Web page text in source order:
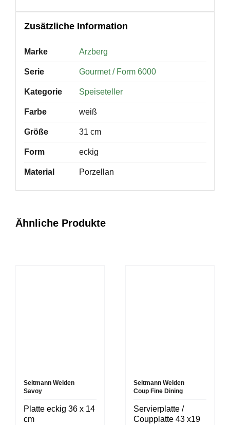
Zusätzliche Information
Marke Arzberg
Serie Gourmet / Form 6000
Kategorie Speiseteller
Farbe weiß
Größe 31 cm
Form eckig
Material Porzellan
Ähnliche Produkte
Seltmann Weiden
Savoy
Platte eckig 36 x 14
cm
Seltmann Weiden
Coup Fine Dining
Servierplatte /
Coupplatte 43 x19